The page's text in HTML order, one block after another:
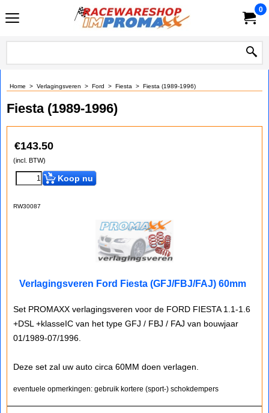
0
Home > Verlagingsveren > Ford > Fiesta > Fiesta (1989-1996)
Fiesta (1989-1996)
€143.50
(incl. BTW)
Koop nu
RW30087
Verlagingsveren Ford Fiesta (GFJ/FBJ/FAJ) 60mm
Set PROMAXX verlagingsveren voor de FORD FIESTA 1.1-1.6
+DSL +klasseIC van het type GFJ / FBJ / FAJ van bouwjaar
01/1989-07/1996.
Deze set zal uw auto circa 60MM doen verlagen.
eventuele opmerkingen: gebruik kortere (sport-) schokdempers